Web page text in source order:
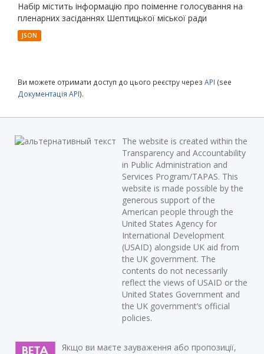
Набір містить інформацію про поіменне голосування на
пленарних засіданнях Шептицької міської ради
JSON
Ви можете отримати доступ до цього реєстру через API (see
Документація API).
The website is created within the
Transparency and Accountability
in Public Administration and
Services Program/TAPAS. This
website is made possible by the
generous support of the
American people through the
United States Agency for
International Development
(USAID) alongside UK aid from
the UK government. The
contents do not necessarily
reflect the views of USAID or the
United States Government and
the UK government’s official
policies.
Якщо ви маєте зауваження або пропозиції,